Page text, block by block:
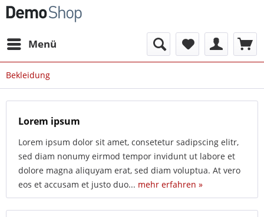
Menü
Bekleidung
Lorem ipsum
Lorem ipsum dolor sit amet, consetetur sadipscing elitr,
sed diam nonumy eirmod tempor invidunt ut labore et
dolore magna aliquyam erat, sed diam voluptua. At vero
eos et accusam et justo duo... mehr erfahren »